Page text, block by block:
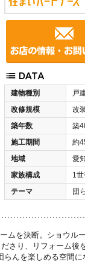
建物種別
戸
改修規模
改
築年数
築
施工期間
約
地域
愛
家族構成
1
テーマ
団
ムを決断。ショウル
さり、リフォーム後
んを楽しめる空間に